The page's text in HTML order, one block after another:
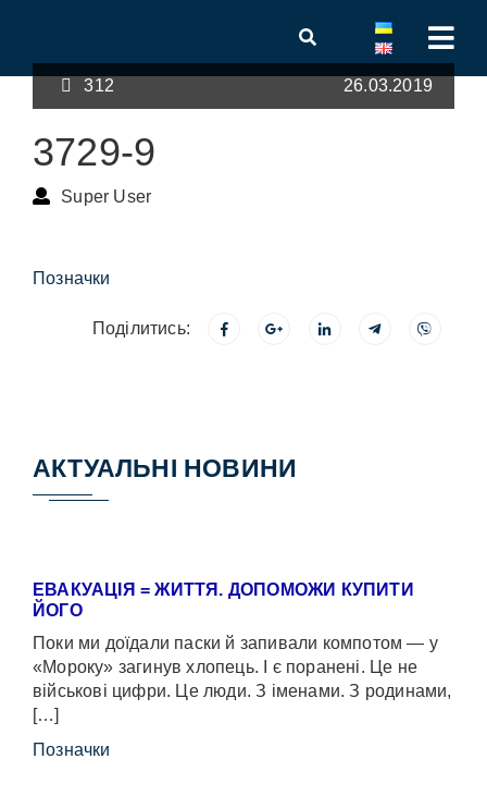
312 26.03.2019
3729-9
Super User
Позначки
Поділитись:
АКТУАЛЬНІ НОВИНИ
ЕВАКУАЦІЯ = ЖИТТЯ. ДОПОМОЖИ КУПИТИ
ЙОГО
Поки ми доїдали паски й запивали компотом — у
«Мороку» загинув хлопець. І є поранені. Це не
військові цифри. Це люди. З іменами. З родинами,
[…]
Позначки